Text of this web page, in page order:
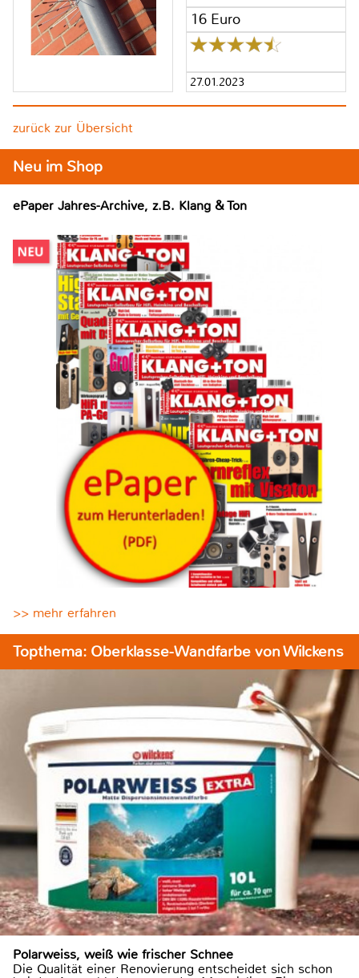
16 Euro
27.01.2023
zurück zur Übersicht
Neu im Shop
ePaper Jahres-Archive, z.B. Klang & Ton
>> mehr erfahren
Topthema: Oberklasse-Wandfarbe von Wilckens
Polarweiss, weiß wie frischer Schnee
Die Qualität einer Renovierung entscheidet sich schon